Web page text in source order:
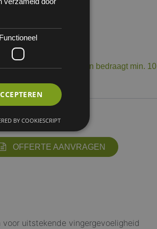
De levertermijn bedraagt min. 10
9,5-10
OFFERTE AANVRAGEN
uitstekende vingergevoeligheid
Functioneel
BY COOKIESCRIPT